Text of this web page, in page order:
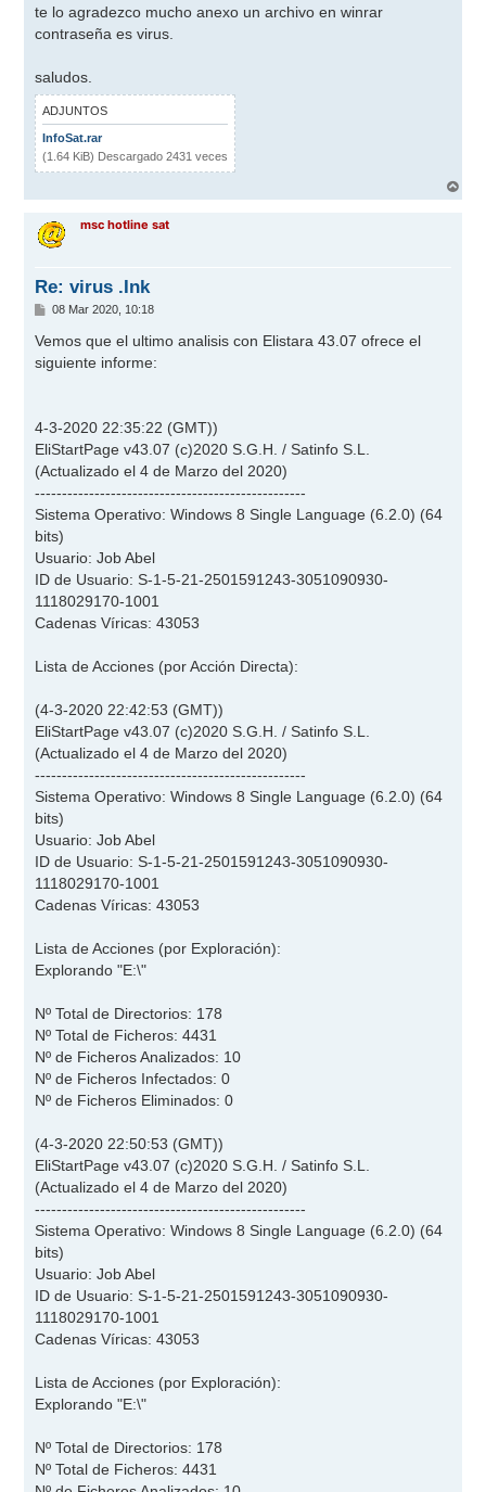
a
e
te lo agradezco mucho anexo un archivo en winrar
contraseña es virus.
saludos.
ADJUNTOS
InfoSat.rar
(1.64 KiB) Descargado 2431 veces
r
msc hotline sat
Re: virus .Ink
M
n
a
08 Mar 2020, 10:18
Vemos que el ultimo analisis con Elistara 43.07 ofrece el
siguiente informe:
4-3-2020 22:35:22 (GMT))
EliStartPage v43.07 (c)2020 S.G.H. / Satinfo S.L.
(Actualizado el 4 de Marzo del 2020)
--------------------------------------------------
Sistema Operativo: Windows 8 Single Language (6.2.0) (64
bits)
Usuario: Job Abel
ID de Usuario: S-1-5-21-2501591243-3051090930-
1118029170-1001
Cadenas Víricas: 43053
Lista de Acciones (por Acción Directa):
(4-3-2020 22:42:53 (GMT))
EliStartPage v43.07 (c)2020 S.G.H. / Satinfo S.L.
(Actualizado el 4 de Marzo del 2020)
--------------------------------------------------
Sistema Operativo: Windows 8 Single Language (6.2.0) (64
bits)
Usuario: Job Abel
ID de Usuario: S-1-5-21-2501591243-3051090930-
1118029170-1001
Cadenas Víricas: 43053
Lista de Acciones (por Exploración):
Explorando "E:\"
Nº Total de Directorios: 178
Nº Total de Ficheros: 4431
Nº de Ficheros Analizados: 10
Nº de Ficheros Infectados: 0
Nº de Ficheros Eliminados: 0
(4-3-2020 22:50:53 (GMT))
EliStartPage v43.07 (c)2020 S.G.H. / Satinfo S.L.
(Actualizado el 4 de Marzo del 2020)
--------------------------------------------------
Sistema Operativo: Windows 8 Single Language (6.2.0) (64
bits)
Usuario: Job Abel
ID de Usuario: S-1-5-21-2501591243-3051090930-
1118029170-1001
Cadenas Víricas: 43053
Lista de Acciones (por Exploración):
Explorando "E:\"
Nº Total de Directorios: 178
Nº Total de Ficheros: 4431